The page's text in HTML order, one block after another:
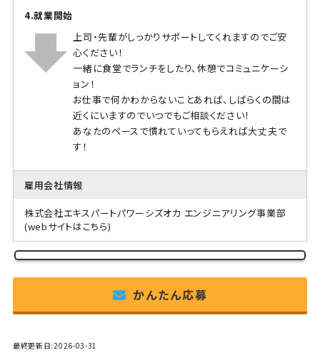
4.就業開始
上司・先輩がしっかりサポートしてくれますのでご安
心ください！
一緒に食堂でランチをしたり、休憩でコミュニケーシ
ョン！
お仕事で何かわからないことあれば、しばらくの間は
近くにいますのでいつでもご相談ください！
あなたのペースで慣れていってもらえれば大丈夫で
す！
雇用会社情報
株式会社エキスパートパワーシズオカ エンジニアリング事業部
(webサイトはこちら)
かんたん応募
最終更新日:2026-03-31